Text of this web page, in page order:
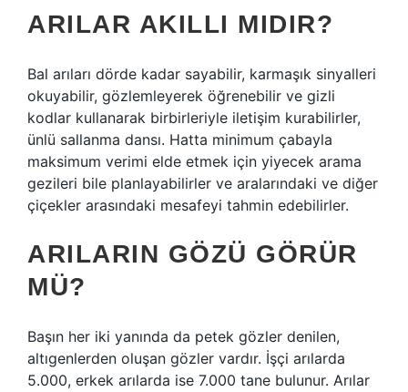
ARILAR AKILLI MIDIR?
Bal arıları dörde kadar sayabilir, karmaşık sinyalleri
okuyabilir, gözlemleyerek öğrenebilir ve gizli
kodlar kullanarak birbirleriyle iletişim kurabilirler,
ünlü sallanma dansı. Hatta minimum çabayla
maksimum verimi elde etmek için yiyecek arama
gezileri bile planlayabilirler ve aralarındaki ve diğer
çiçekler arasındaki mesafeyi tahmin edebilirler.
ARILARIN GÖZÜ GÖRÜR
MÜ?
Başın her iki yanında da petek gözler denilen,
altıgenlerden oluşan gözler vardır. İşçi arılarda
5.000, erkek arılarda ise 7.000 tane bulunur. Arılar